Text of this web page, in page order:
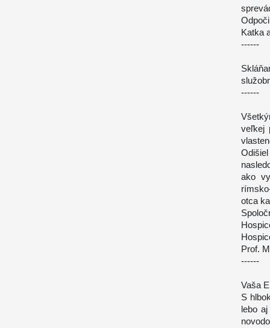
Katka
------
------
veľkej
ako
otca
Prof.
------
Vaša
S
lebo